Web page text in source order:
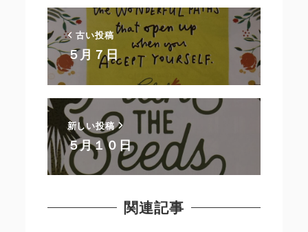
古い投稿
５月７日
新しい投稿
５月１０日
関連記事